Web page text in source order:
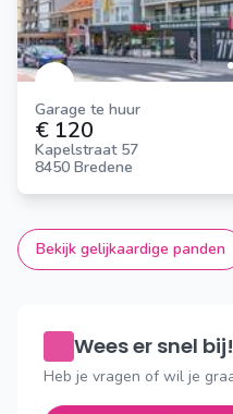
Garage te huur
€ 120
Kapelstraat 57
8450 Bredene
Bekijk gelijkaardige panden
Wees er snel bij!
Heb je vragen of wil je